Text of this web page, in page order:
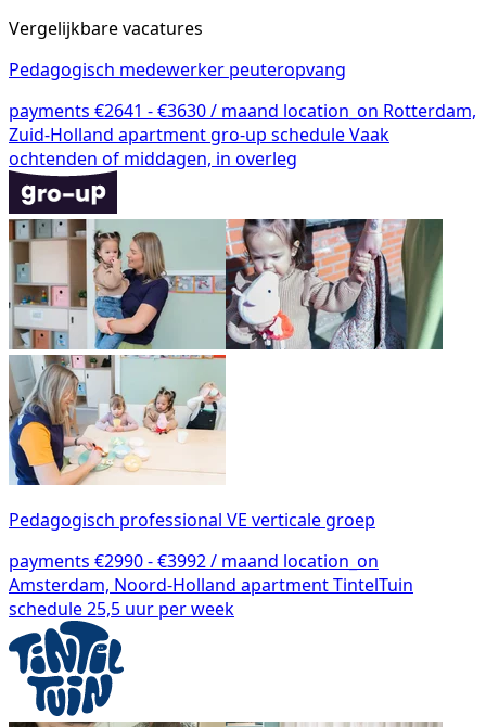
Vergelijkbare vacatures
Pedagogisch medewerker peuteropvang
payments €2641 - €3630 / maand location_on Rotterdam,
Zuid-Holland apartmentgro-up scheduleVaak
ochtenden of middagen, in overleg
Pedagogisch professional VE verticale groep
payments €2990 - €3992 / maand location_on
Amsterdam, Noord-Holland apartmentTintelTuin
schedule25,5 uur per week